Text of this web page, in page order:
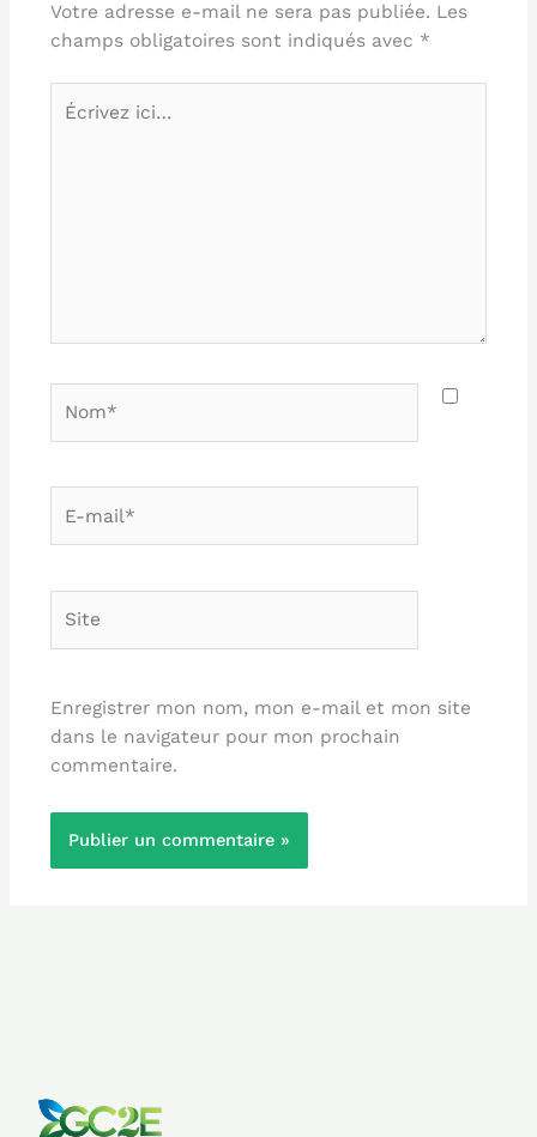
Votre adresse e-mail ne sera pas publiée. Les
champs obligatoires sont indiqués avec *
ici…
mail*
Enregistrer mon nom, mon e-mail et mon site
dans le navigateur pour mon prochain
commentaire.